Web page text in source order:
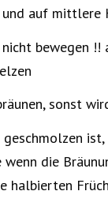
auf mittlere
bewegen
sonst
ist,
wenn die
halbierten